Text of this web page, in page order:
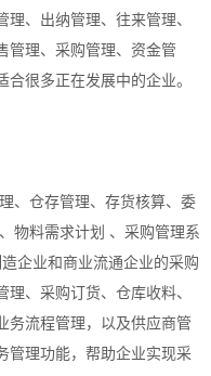
、出纳管理、往来管理、
管理、采购管理、资金管
很多正在发展中的企业。
、仓存管理、存货核算、委
物料需求计划 、采购管理系
企业和商业流通企业的采购
、采购订货、仓库收料、
务流程管理，以及供应商管
管理功能，帮助企业实现采